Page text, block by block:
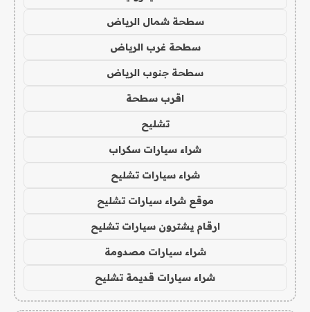
سطحة شمال الرياض
سطحة غرب الرياض
سطحة جنوب الرياض
اقرب سطحة
تشليح
شراء سيارات سكراب
شراء سيارات تشليح
موقع شراء سيارات تشليح
ارقام يشترون سيارات تشليح
شراء سيارات مصدومة
شراء سيارات قديمة تشليح